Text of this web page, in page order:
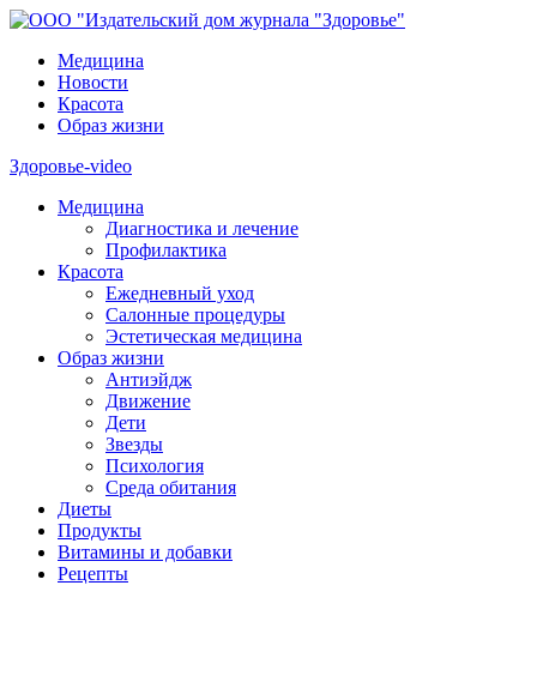
Медицина
Новости
Красота
Образ жизни
Здоровье-video
Медицина
Диагностика и лечение
Профилактика
Красота
Ежедневный уход
Салонные процедуры
Эстетическая медицина
Образ жизни
Антиэйдж
Движение
Дети
Звезды
Психология
Среда обитания
Диеты
Продукты
Витамины и добавки
Рецепты